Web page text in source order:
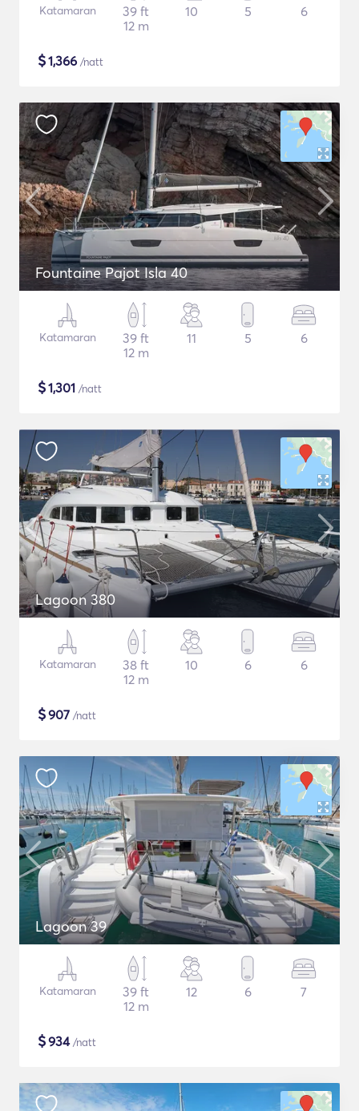
Katamaran
39 ft
12 m
10 5 6
$1,366 /natt
Fountaine Pajot Isla 40
Katamaran
39 ft
12 m
11 5 6
$1,301 /natt
Lagoon 380
Katamaran
38 ft
12 m
10 6 6
$907 /natt
Lagoon 39
Katamaran
39 ft
12 m
12 6 7
$934/natt